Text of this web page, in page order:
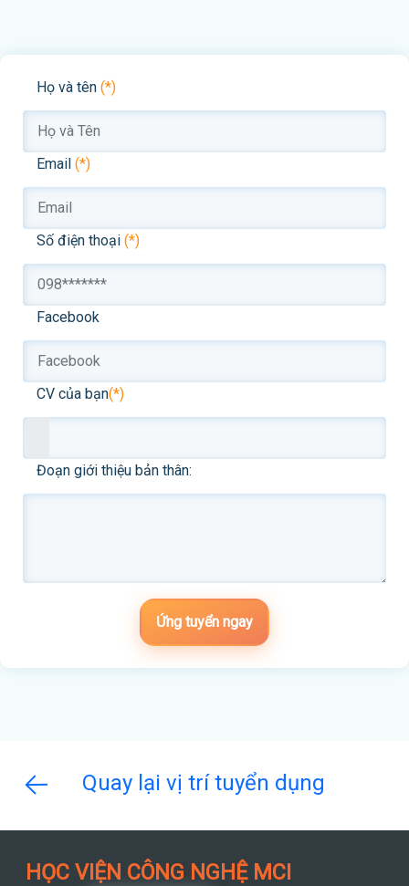
Họ và tên (*)
Email (*)
Số điện thoại (*)
Facebook
CV của bạn(*)
Đoạn giới thiệu bản thân:
Ứng tuyển ngay
Quay lại vị trí tuyển dụng
HỌC VIỆN CÔNG NGHỆ MCI